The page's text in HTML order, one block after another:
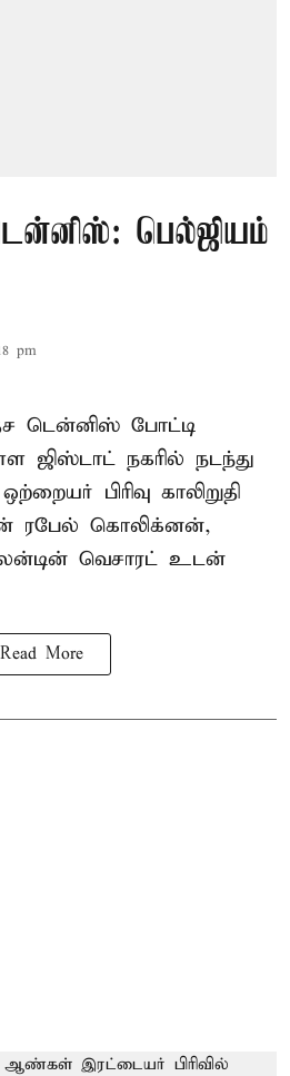
பெல்ஜியம்
pm
டென்னிஸ் போட்டி
ஜிஸ்டாட் நகரில் நடந்து
பிரிவு காலிறுதி
ரபேல் கொலிக்னன்,
வெசாரட் உடன்
Read More